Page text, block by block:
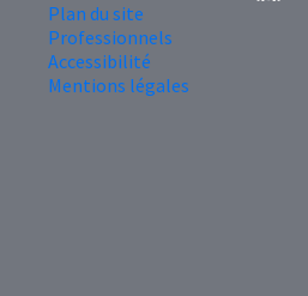
Plan du site
Professionnels
Accessibilité
Mentions légales